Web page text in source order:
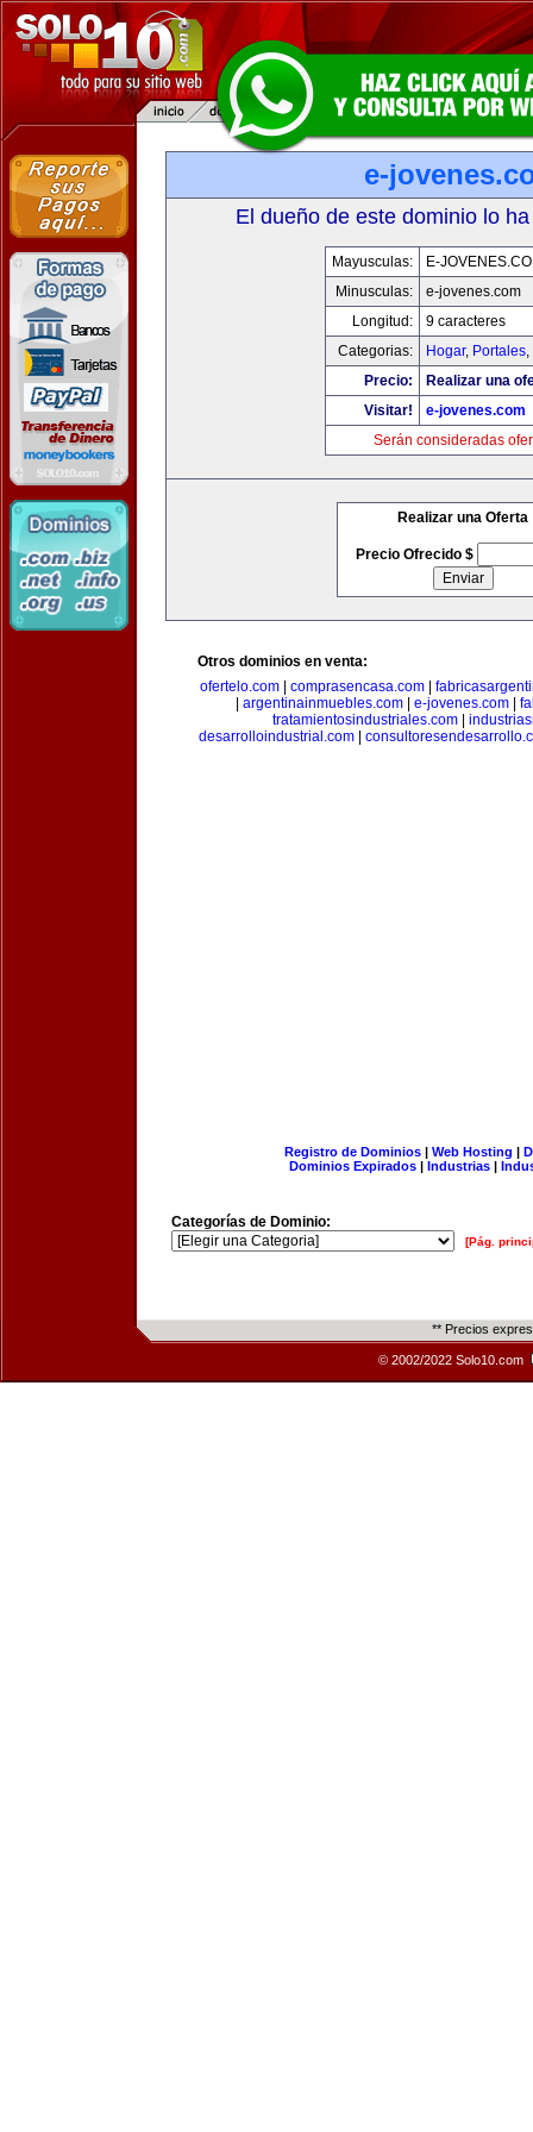
e-
El dueño de este dominio lo
Mayusculas:
E-
Minusculas:
e-jovenes.com
Longitud:
9 caracteres
Categorias:
Hogar, Portales,
Precio:
Realizar una
Visitar!
e-jovenes.com
Serán consideradas
Realizar una Oferta
Precio Ofrecido $
Otros dominios en venta:
ofertelo.com| comprasencasa.com|
argentinainmuebles.com| e-jovenes.com|
tratamientosindustriales.com
desarrolloindustrial.com|
Registro de Dominios| Web Hosting |
Dominios Expirados | Industrias |
Categorías de Dominio:
[Pág.
** Precios
© 2002/2022 Solo10.com